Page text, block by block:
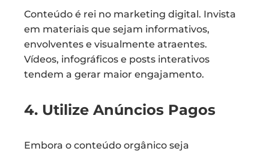
Conteúdo é rei no marketing digital. Invista
em materiais que sejam informativos,
envolventes e visualmente atraentes.
Vídeos, infográficos e posts interativos
tendem a gerar maior engajamento.
4. Utilize Anúncios Pagos
Embora o conteúdo orgânico seja